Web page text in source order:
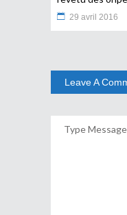
29 avril 2016
Leave A